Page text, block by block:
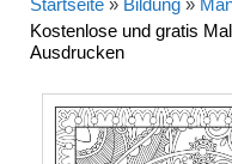
Startseite » Bildung »
Kostenlose und gratis
Ausdrucken